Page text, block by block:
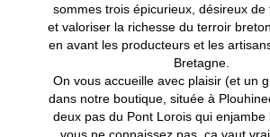
sommes trois épicurieux, désireux de
et valoriser la richesse du terroir
en avant les producteurs et les
Bretagne.
On vous accueille avec plaisir (et un
dans notre boutique, située à
deux pas du Pont Lorois qui enjambe